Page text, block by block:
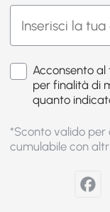
Acconsento
per finalità di
quanto
*Sconto valido per
cumulabile con